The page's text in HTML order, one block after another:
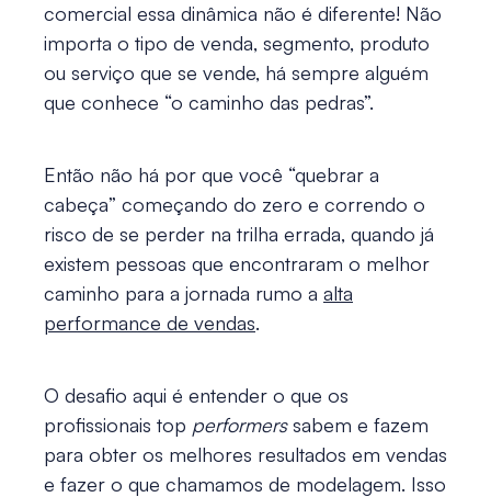
comercial essa dinâmica não é diferente! Não
importa o tipo de venda, segmento, produto
ou serviço que se vende, há sempre alguém
que conhece “o caminho das pedras”.
Então não há por que você “quebrar a
cabeça” começando do zero e correndo o
risco de se perder na trilha errada, quando já
existem pessoas que encontraram o melhor
caminho para a jornada rumo a alta
performance de vendas.
O desafio aqui é entender o que os
profissionais top performerssabem e fazem
para obter os melhores resultados em vendas
e fazer o que chamamos de modelagem. Isso